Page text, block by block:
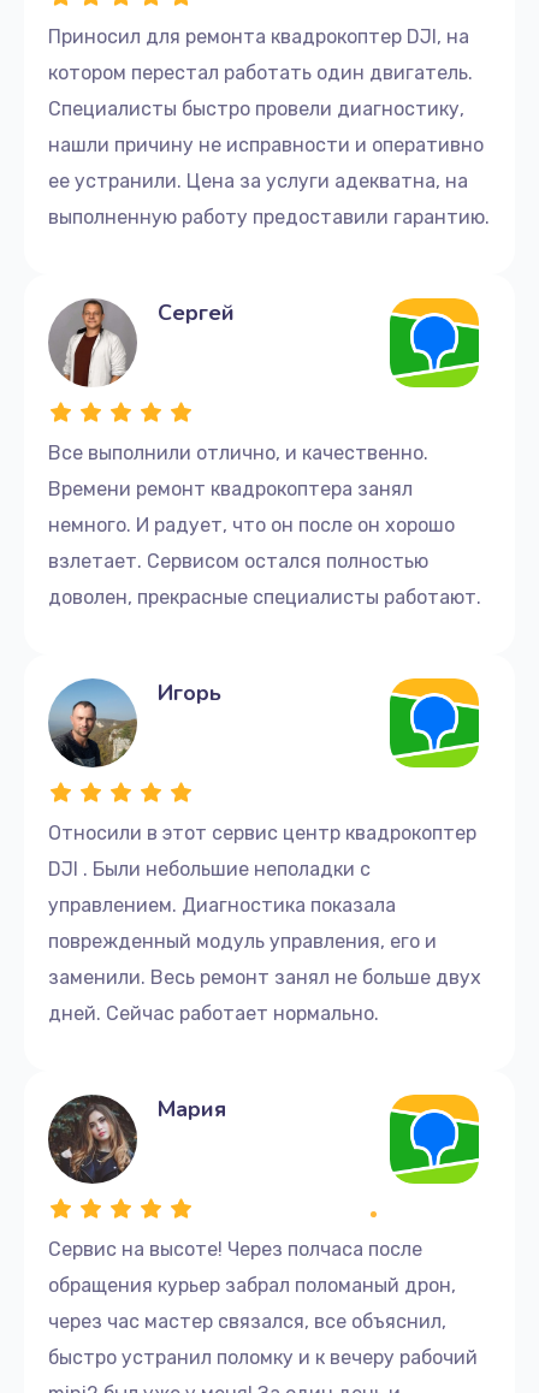
Приносил для ремонта квадрокоптер DJI, на
котором перестал работать один двигатель.
Специалисты быстро провели диагностику,
нашли причину не исправности и оперативно
ее устранили. Цена за услуги адекватна, на
выполненную работу предоставили гарантию.
Все выполнили отлично, и качественно.
Времени ремонт квадрокоптера занял
немного. И радует, что он после он хорошо
взлетает. Сервисом остался полностью
доволен, прекрасные специалисты работают.
Сергей
Относили в этот сервис центр квадрокоптер
DJI . Были небольшие неполадки с
управлением. Диагностика показала
поврежденный модуль управления, его и
заменили. Весь ремонт занял не больше двух
дней. Сейчас работает нормально.
Игорь
Сервис на высоте! Через полчаса после
обращения курьер забрал поломаный дрон,
через час мастер связался, все объяснил,
быстро устранил поломку и к вечеру рабочий
Мария